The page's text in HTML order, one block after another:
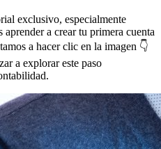
exclusivo, especialmente
a crear tu primera cuenta
a hacer clic en la imagen 👇
a explorar este paso